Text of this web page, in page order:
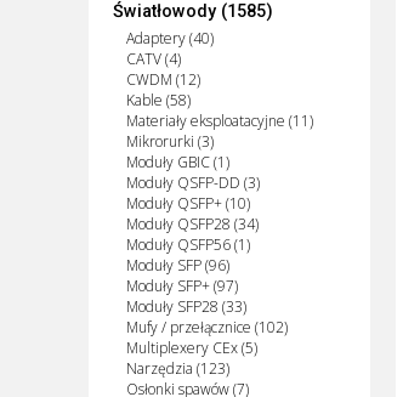
Światłowody (1585)
Adaptery (40)
CATV (4)
CWDM (12)
Kable (58)
Materiały eksploatacyjne (11)
Mikrorurki (3)
Moduły GBIC (1)
Moduły QSFP-DD (3)
Moduły QSFP+ (10)
Moduły QSFP28 (34)
Moduły QSFP56 (1)
Moduły SFP (96)
Moduły SFP+ (97)
Moduły SFP28 (33)
Mufy / przełącznice (102)
Multiplexery CEx (5)
Narzędzia (123)
Osłonki spawów (7)